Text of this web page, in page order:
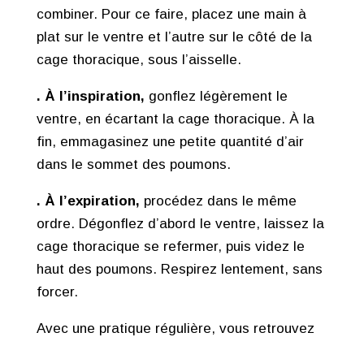
combiner. Pour ce faire, placez une main à
plat sur le ventre et l’autre sur le côté de la
cage thoracique, sous l’aisselle.
. À l’inspiration, gonflez légèrement le
ventre, en écartant la cage thoracique. À la
fin, emmagasinez une petite quantité d’air
dans le sommet des poumons.
. À l’expiration, procédez dans le même
ordre. Dégonflez d’abord le ventre, laissez la
cage thoracique se refermer, puis videz le
haut des poumons. Respirez lentement, sans
forcer.
Avec une pratique régulière, vous retrouvez